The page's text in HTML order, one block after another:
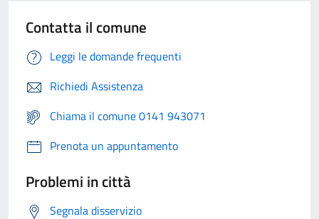
Contatta il comune
Leggi le domande frequenti
Richiedi Assistenza
Chiama il comune 0141 943071
Prenota un appuntamento
Problemi in città
Segnala disservizio